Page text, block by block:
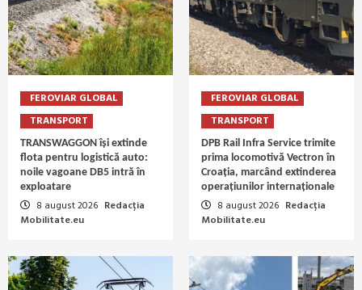
FEROVIAR GLOBAL
TRANSPORT
TRANSWAGGON își extinde
flota pentru logistică auto:
noile vagoane DB5 intră în
exploatare
8 august 2026 Redacția
Mobilitate.eu
FEROVIAR GLOBAL
TRANSPORT
DPB Rail Infra Service trimite
prima locomotivă Vectron în
Croația, marcând extinderea
operațiunilor internaționale
8 august 2026 Redacția
Mobilitate.eu